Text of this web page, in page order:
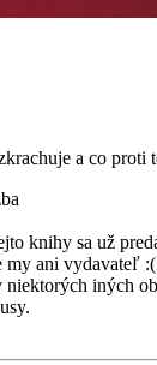
a co proti
knihy sa už
my ani vydavateľ
iných